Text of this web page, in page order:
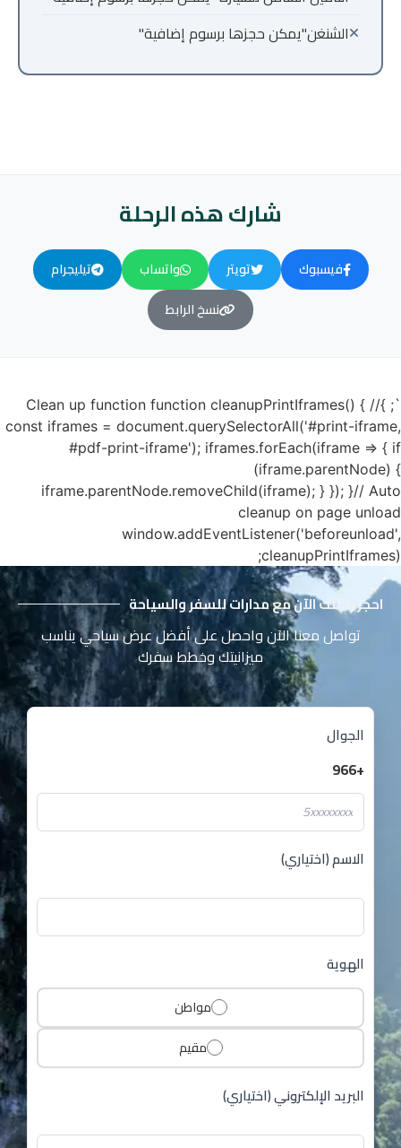
الشنغن"يمكن حجزها برسوم إضافية"
شارك هذه الرحلة
فيسبوك تويتر واتساب
تيليجرام
نسخ الرابط
`; }// Clean up function function cleanupPrintIframes() {
const iframes = document.querySelectorAll('#print-iframe,
#pdf-print-iframe'); iframes.forEach(iframe => { if
(iframe.parentNode) {
iframe.parentNode.removeChild(iframe); } }); }// Auto
cleanup on page unload
window.addEventListener('beforeunload',
cleanupPrintIframes);
احجز رحلتك الآن مع مدارات للسفر والسياحة
تواصل معنا الآن واحصل على أفضل عرض سياحي يناسب
ميزانيتك وخطط سفرك
الجوال
+966
الاسم (اختياري)
الهوية
مواطن
مقيم
البريد الإلكتروني (اختياري)